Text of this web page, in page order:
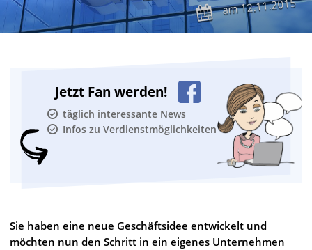
am12.11.2015
Jetzt Fan werden!
täglich interessante News
Infos zu Verdienstmöglichkeiten
Sie haben eine neue Geschäftsidee entwickelt und
möchten nun den Schritt in ein eigenes Unternehmen